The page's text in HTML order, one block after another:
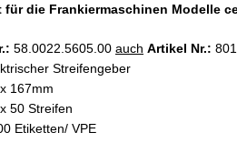
für die Frankiermaschinen Modelle
58.0022.5605.00 auch Artikel Nr.:
Streifengeber
167mm
50 Streifen
Etiketten/ VPE